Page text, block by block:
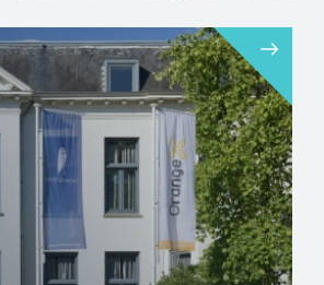
de keukentafel in 1995,
tot een groep bedrijven met
en betrok...